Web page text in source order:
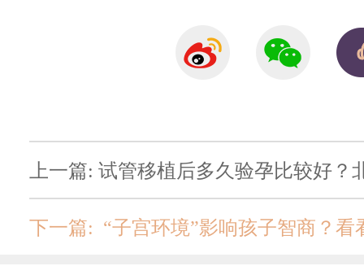
下一篇: “子宫环境”影响孩子智商？看